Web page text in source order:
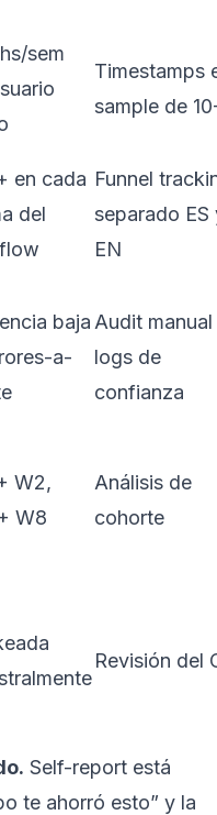
sem
Timestamps
sample de
en cada
del
Funnel
separado ES
EN
baja
a-
Audit
logs de
confianza
W2,
W8
Análisis de
cohorte
Revisión del
Self-report está
te ahorró esto” y la